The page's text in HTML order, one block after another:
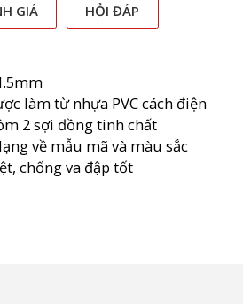
GIÁ HỎI ĐÁP
làm từ nhựa PVC cách điện
2 sợi đồng tinh chất
về mẫu mã và màu sắc
chống va đập tốt